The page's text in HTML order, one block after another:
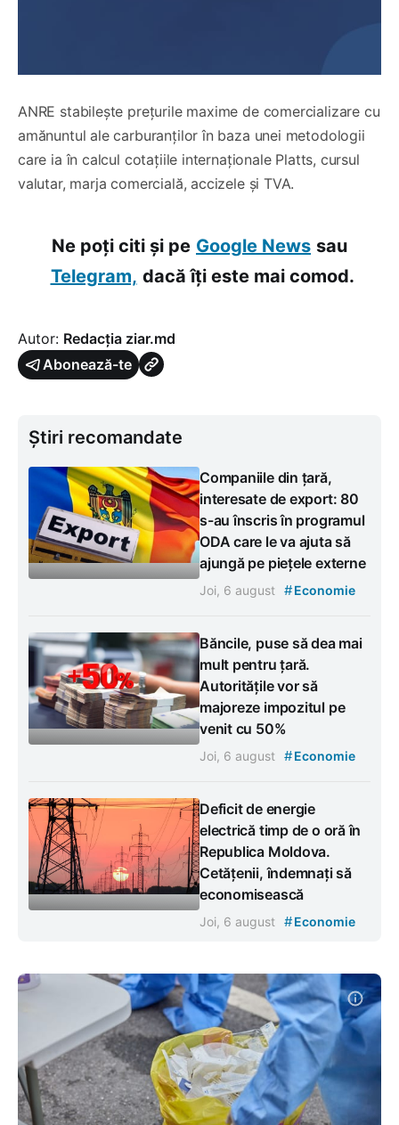
ANRE stabilește prețurile maxime de comercializare cu
amănuntul ale carburanților în baza unei metodologii
care ia în calcul cotațiile internaționale Platts, cursul
valutar, marja comercială, accizele și TVA.
Ne poți citi și pe Google News sau
Telegram, dacă îți este mai comod.
Autor: Redacția ziar.md
Abonează-te
Știri recomandate
Companiile din țară,
interesate de export: 80
s-au înscris în programul
ODA care le va ajuta să
ajungă pe piețele externe
Joi, 6 august #Economie
Băncile, puse să dea mai
mult pentru țară.
Autoritățile vor să
majoreze impozitul pe
venit cu 50%
Joi, 6 august #Economie
Deficit de energie
electrică timp de o oră în
Republica Moldova.
Cetățenii, îndemnați să
economisească
Joi, 6 august #Economie